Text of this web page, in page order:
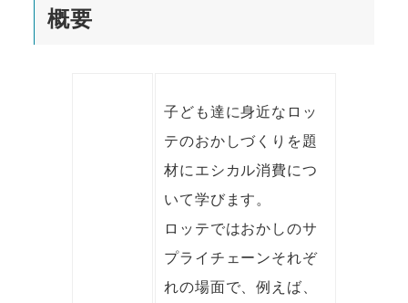
概要
子ども達に身近なロッ
テのおかしづくりを題
材にエシカル消費につ
いて学びます。
ロッテではおかしのサ
プライチェーンそれぞ
れの場面で、例えば、